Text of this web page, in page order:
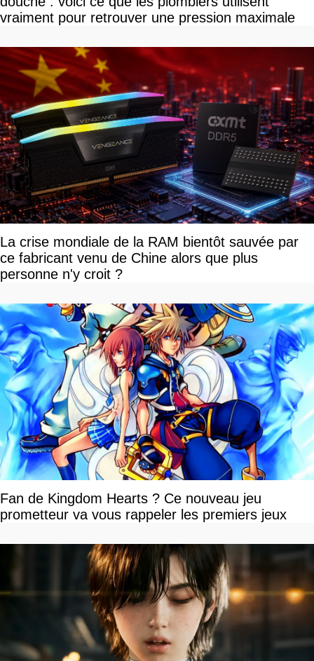
vraiment pour retrouver une pression maximale
La crise mondiale de la RAM bientôt sauvée par
ce fabricant venu de Chine alors que plus
personne n'y croit ?
Fan de Kingdom Hearts ? Ce nouveau jeu
prometteur va vous rappeler les premiers jeux